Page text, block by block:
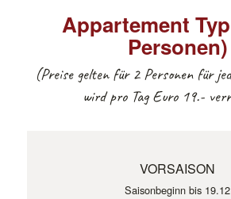
Appartement
Personen)
(Preise gelten für 2 Personen für
wird pro Tag Euro 19.-
VORSAISON
Saisonbeginn bis 19.12